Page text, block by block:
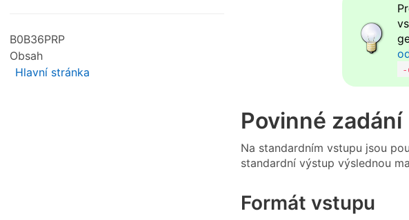
B0B36PRP
Obsah
Hlavní stránka
Povinné zadání
Na standardním vstupu jsou
standardní výstup výslednou
Formát vstupu